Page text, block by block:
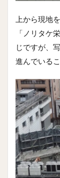
上から現地
「ノリタケ
じですが、
進んでいる